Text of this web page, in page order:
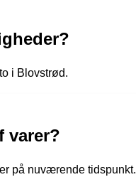
i Blovstrød.
varer?
på nuværende tidspunkt.